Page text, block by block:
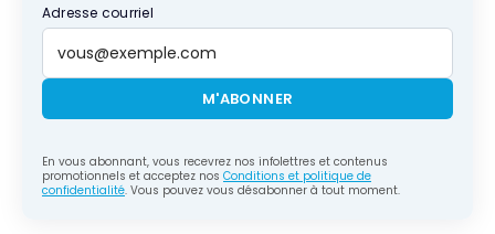
Adresse courriel
M'ABONNER
En vous abonnant, vous recevrez nos infolettres et contenus
promotionnels et acceptez nos Conditions et politique de
confidentialité. Vous pouvez vous désabonner à tout moment.